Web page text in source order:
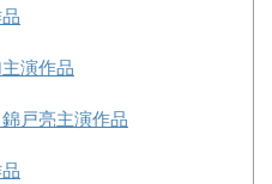
演作品
戸亮主演作品